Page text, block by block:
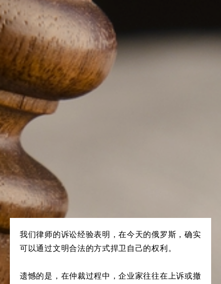
我们律师的诉讼经验表明，在今天的俄罗斯，确实
可以通过文明合法的方式捍卫自己的权利。
遗憾的是，在仲裁过程中，企业家往往在上诉或撤